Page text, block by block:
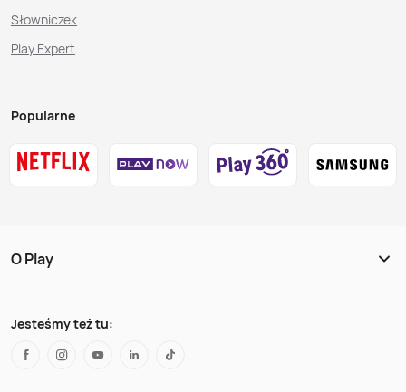
Słowniczek
Play Expert
Popularne
O Play
Jesteśmy też tu: